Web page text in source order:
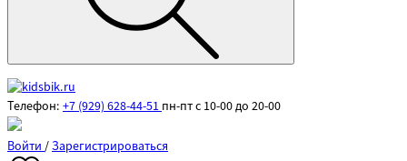
Телефон: +7 (929) 628-44-51пн-пт с 10-00 до 20-00
Войти/Зарегистрироваться